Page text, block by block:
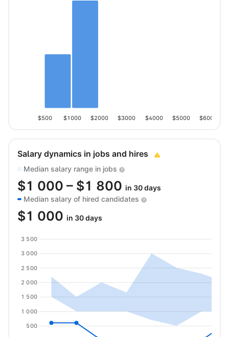
$500 $1000 $2000 $3000 $4000 $5000 $6000
Salary dynamics in jobs and hires
Median salary range in jobs
$1 000 – $1 800 in 30 days
Median salary of hired candidates
$1 000 in 30 days
500
1 000
1 500
2 000
2 500
3 000
3 500